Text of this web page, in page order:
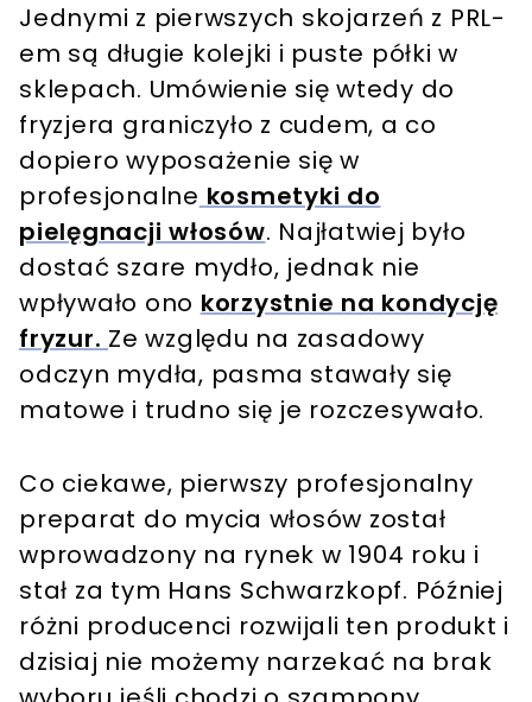
Jednymi z pierwszych skojarzeń z PRL-
em są długie kolejki i puste półki w
sklepach. Umówienie się wtedy do
fryzjera graniczyło z cudem, a co
dopiero wyposażenie się w
profesjonalne kosmetyki do
pielęgnacji włosów. Najłatwiej było
dostać szare mydło, jednak nie
wpływało ono korzystnie na kondycję
fryzur. Ze względu na zasadowy
odczyn mydła, pasma stawały się
matowe i trudno się je rozczesywało.
Co ciekawe, pierwszy profesjonalny
preparat do mycia włosów został
wprowadzony na rynek w 1904 roku i
stał za tym Hans Schwarzkopf. Później
różni producenci rozwijali ten produkt i
dzisiaj nie możemy narzekać na brak